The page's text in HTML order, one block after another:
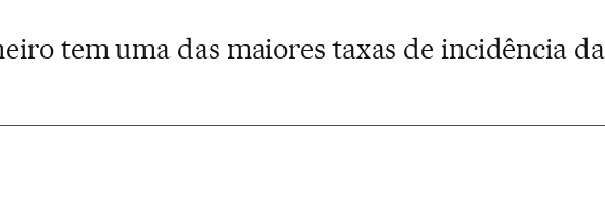
tem uma das maiores taxas de incidência